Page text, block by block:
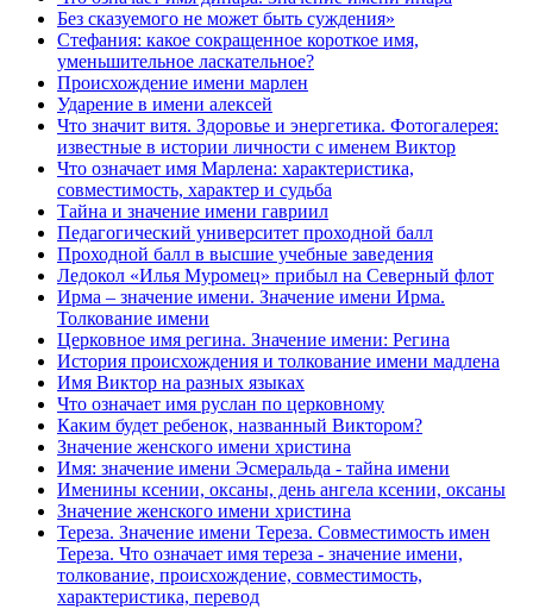
Без сказуемого не может быть суждения»
Стефания: какое сокращенное короткое имя,
уменьшительное ласкательное?
Происхождение имени марлен
Ударение в имени алексей
Что значит витя. Здоровье и энергетика. Фотогалерея:
известные в истории личности с именем Виктор
Что означает имя Марлена: характеристика,
совместимость, характер и судьба
Тайна и значение имени гавриил
Педагогический университет проходной балл
Проходной балл в высшие учебные заведения
Ледокол «Илья Муромец» прибыл на Северный флот
Ирма – значение имени. Значение имени Ирма.
Толкование имени
Церковное имя регина. Значение имени: Регина
История происхождения и толкование имени мадлена
Имя Виктор на разных языках
Что означает имя руслан по церковному
Каким будет ребенок, названный Виктором?
Значение женского имени христина
Имя: значение имени Эсмеральда - тайна имени
Именины ксении, оксаны, день ангела ксении, оксаны
Значение женского имени христина
Тереза. Значение имени Тереза. Совместимость имен
Тереза. Что означает имя тереза - значение имени,
толкование, происхождение, совместимость,
характеристика, перевод